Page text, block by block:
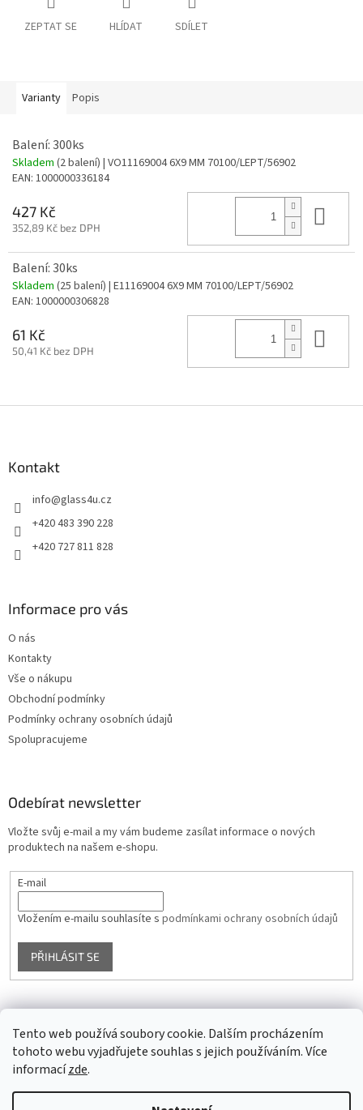
Tento web používá soubory cookie. Dalším procházením
tohoto webu vyjadřujete souhlas s jejich používáním. Více
informacízde.
ZEPTAT SE HLÍDAT SDÍLET
Varianty Popis
Balení: 300ks
Skladem (2 balení) | VO11169004 6X9 MM 70100/LEPT/56902
EAN: 1000000336184
427 Kč
352,89 Kč bez DPH
Balení: 30ks
Skladem (25 balení) | E11169004 6X9 MM 70100/LEPT/56902
EAN: 1000000306828
61 Kč
50,41 Kč bez DPH
Kontakt
info@glass4u.cz
+420 483 390 228
+420 727 811 828
Informace pro vás
O nás
Kontakty
Vše o nákupu
Obchodní podmínky
Podmínky ochrany osobních údajů
Spolupracujeme
Odebírat newsletter
Vložte svůj e-mail a my vám budeme zasílat informace o nových
produktech na našem e-shopu.
E-mail
Vložením e-mailu souhlasíte s podmínkami ochrany osobních údajů
PŘIHLÁSIT SE
Facebook